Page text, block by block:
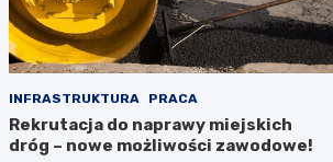
INFRASTRUKTURA PRACA
Rekrutacja do naprawy miejskich
dróg – nowe możliwości zawodowe!